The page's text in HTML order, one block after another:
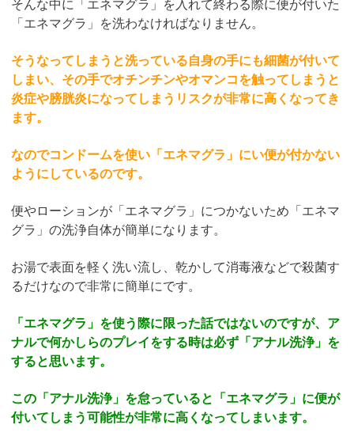
「エネマグラ」を洗わなければなりません。
そうなってしまうと洗っている自身の手にも細菌が付いて
しまい、その手でオチンチンやオマンコを触ってしまうと
炎症や膀胱炎になってしまうリスクが非常に高くなってき
ます。
なのでコンドームを使い「エネマグラ」にい便が付かない
ようにしているのです。
便やローションが「エネマグラ」につかないため「エネマ
グラ」の洗浄自体が簡単になります。
お湯で表面を軽く洗い流し、乾かして消毒液などで殺菌す
るだけなので非常に簡単にです。
「エネマグラ」を使う際に限った話ではないのですが、ア
ナルで何かしらのプレイをする時は必ず「アナル洗浄」を
すると思います。
この「アナル洗浄」を怠っていると「エネマグラ」に便が
付いてしまう可能性が非常に高くなってしまいます。